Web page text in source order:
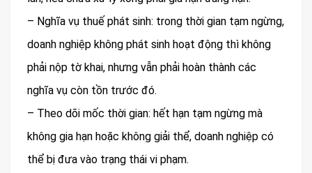
– Nghĩa vụ thuế phát sinh: trong thời gian tạm ngừng,
doanh nghiệp không phát sinh hoạt động thì không
phải nộp tờ khai, nhưng vẫn phải hoàn thành các
nghĩa vụ còn tồn trước đó.
– Theo dõi mốc thời gian: hết hạn tạm ngừng mà
không gia hạn hoặc không giải thể, doanh nghiệp có
thể bị đưa vào trạng thái vi phạm.